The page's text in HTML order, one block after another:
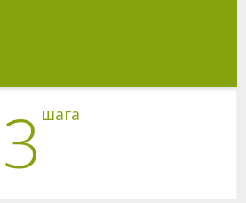
3 шага